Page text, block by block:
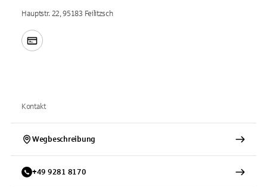
Hauptstr. 22, 95183 Feilitzsch
Kontakt
Wegbeschreibung
+49 9281 8170